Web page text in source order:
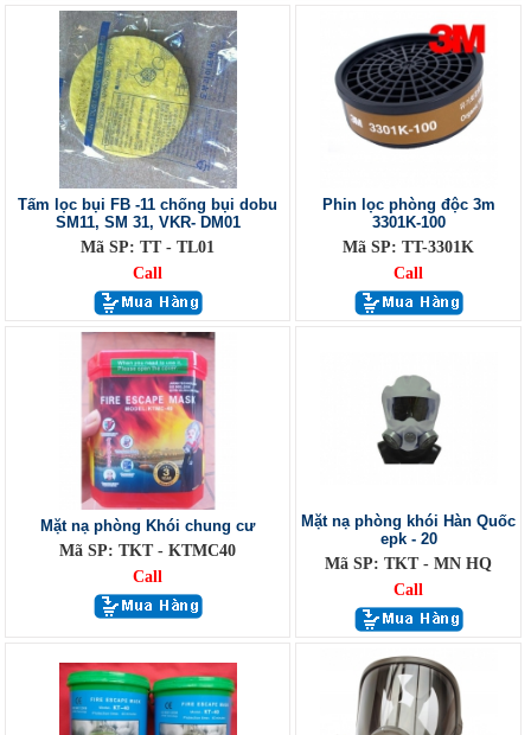
Tấm lọc bụi FB -11 chống bụi dobu
SM11, SM 31, VKR- DM01
Mã SP: TT - TL01
Call
Phin lọc phòng độc 3m
3301K-100
Mã SP: TT-3301K
Call
Mặt nạ phòng Khói chung cư
Mã SP: TKT - KTMC40
Call
Mặt nạ phòng khói Hàn Quốc
epk - 20
Mã SP: TKT - MN HQ
Call